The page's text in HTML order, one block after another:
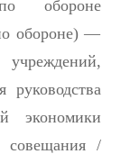
обороне
обороне) —
руководства
экономики
совещания /